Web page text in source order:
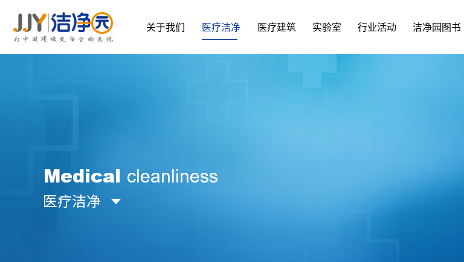
关于我们 医疗洁净 医疗建筑 实验室 行业活动 洁净园图书